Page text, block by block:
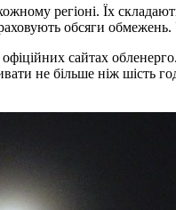
регіоні. Їх
обсяги
сайтах
не більше ніж шість